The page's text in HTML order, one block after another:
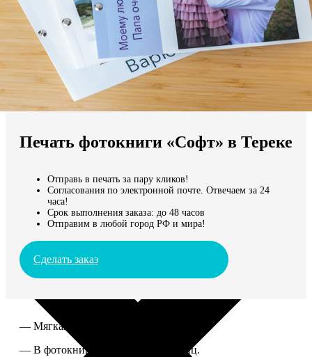
Мы доставляем по всему миру
Продолжить без города
Печать фотокниги «Софт» в Тереке
Отправь в печать за пару кликов!
Согласования по электронной почте. Отвечаем за 24
часа!
Срок выполнения заказа: до 48 часов
Отправим в любой город РФ и мира!
Сделать заказ
— Мягкая ламинированная обложка.
— В фотокниге от 60 до 300 страниц.